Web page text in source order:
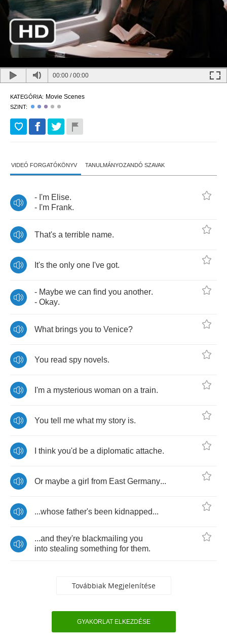
00:00 /00:00
KATEGÓRIA: Movie Scenes
SZINT:
VIDEÓ FORGATÓKÖNYV TANULMÁNYOZANDÓ SZAVAK
- I'm Elise.
- I'm Frank.
That's a terrible name.
It's the only one I've got.
- Maybe we can find you another.
- Okay.
What brings you to Venice?
You read spy novels.
I'm a mysterious woman on a train.
You tell me what my story is.
think you'd be a diplomatic attache.
Or maybe a girl from East Germany...
...whose father's been kidnapped...
...and they're blackmailing you
into stealing something for them.
Továbbiak Megjelenítése
GYAKORLAT ELKEZDÉSE